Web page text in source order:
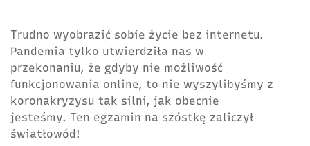
Trudno wyobrazić sobie życie bez internetu.
Pandemia tylko utwierdziła nas w
przekonaniu, że gdyby nie możliwość
funkcjonowania online, to nie wyszylibyśmy z
koronakryzysu tak silni, jak obecnie
jesteśmy. Ten egzamin na szóstkę zaliczył
światłowód!